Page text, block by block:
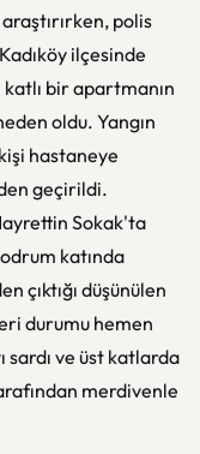
polis
ilçesinde
bir apartmanın
oldu. Yangın
hastaneye
geçirildi.
Sokak'ta
katında
çıktığı düşünülen
durumu hemen
ve üst katlarda
merdivenle